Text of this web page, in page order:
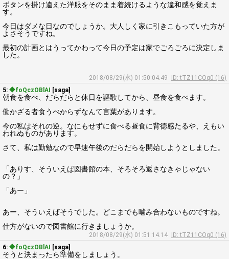
ボタンを掛け違えた洋服をそのまま着続けるような違和感を覚えま
す。
今日はダメな日なのでしょうか。大人しく家に引きこもっていた方が
よさそうですね。
最初の計画とはうってかわって今日の予定は家でごろごろに決定しま
した。
2018/08/29(水) 01:50:04.49
ID: tTZ11COq0 (16)
5: ◆foQczOBlAI [saga]
朝食を食べ、だらだらと休日を謳歌してから、昼食を食べます。
働かざる者食うべからずなんて言葉があります。
今の私はそれの逆。なにもせずに食べる昼食に背徳感たるや、えもい
われぬものがあります。
さて、私は勤勉なので早速午後のだらだらを開始しようとしました。
「ありす、そういえば図書館の本、そろそろ返さなきゃじゃない
の？」
「あー」
あー、そういえばそうでした。どこまでも噛み合わないものですね。
仕方がないので図書館に行きましょうか。
2018/08/29(水) 01:51:14.14
ID: tTZ11COq0 (16)
6: ◆foQczOBlAI [saga]
そうと決まったら準備をしましょう。